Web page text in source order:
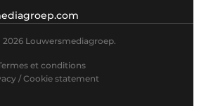
2026 Louwersmediagroep.
et conditions
/ Cookie statement